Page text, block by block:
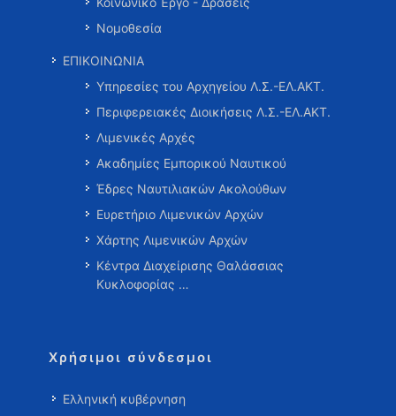
Νομοθεσία
ΕΠΙΚΟΙΝΩΝΙΑ
Υπηρεσίες του Αρχηγείου Λ.Σ.-ΕΛ.ΑΚΤ.
Περιφερειακές Διοικήσεις Λ.Σ.-ΕΛ.ΑΚΤ.
Λιμενικές Αρχές
Ακαδημίες Εμπορικού Ναυτικού
Έδρες Ναυτιλιακών Ακολούθων
Ευρετήριο Λιμενικών Αρχών
Χάρτης Λιμενικών Αρχών
Κέντρα Διαχείρισης Θαλάσσιας
Κυκλοφορίας …
Χρήσιμοι σύνδεσμοι
Ελληνική κυβέρνηση